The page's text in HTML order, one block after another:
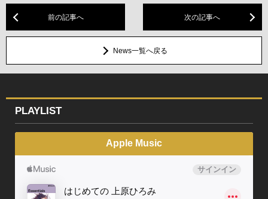
前の記事へ 次の記事へ
News一覧へ戻る
PLAYLIST
Apple Music